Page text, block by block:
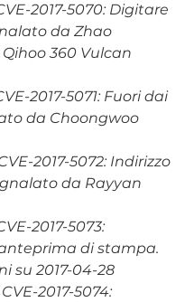
2017-5070: Digitare
da Zhao
360 Vulcan
2017-5071: Fuori dai
da Choongwoo
2017-5072: Indirizzo
da Rayyan
2017-5073:
di stampa.
su 2017-04-28
2017-5074: